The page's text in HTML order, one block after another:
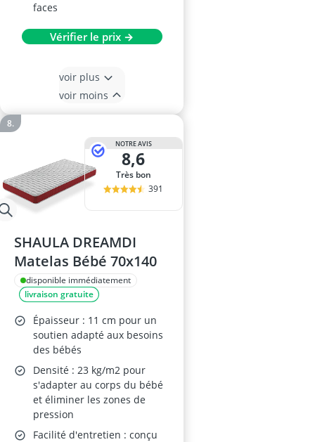
faces
Vérifier le prix →
voir plus
voir moins
NOTRE AVIS
8,6
Très bon
391
SHAULA DREAMDI
Matelas Bébé 70x140
disponible immédiatement
livraison gratuite
Épaisseur : 11 cm pour un
soutien adapté aux besoins
des bébés
Densité : 23 kg/m2 pour
s'adapter au corps du bébé
et éliminer les zones de
pression
Facilité d'entretien : conçu